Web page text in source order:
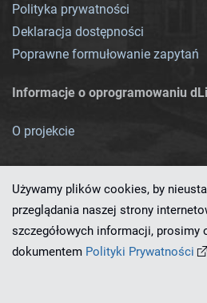
Polityka prywatności
Deklaracja dostępności
Poprawne formułowanie zapytań
Informacje o oprogramowaniu
O projekcie
Ten serwis działa dzięki
Używamy plików cookies, by
przeglądania naszej strony
szczegółowych informacji, prosimy
dokumentem Polityki Prywatności